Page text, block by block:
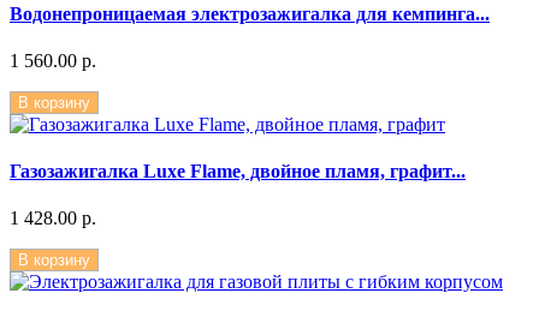
Водонепроницаемая электрозажигалка для кемпинга...
1 560.00 р.
В корзину
Газозажигалка Luxe Flame, двойное пламя, графит...
1 428.00 р.
В корзину